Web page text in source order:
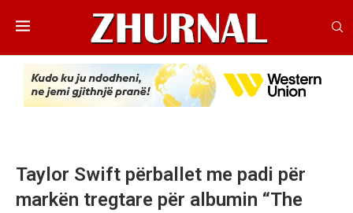
Taylor Swift përballet me padi për
markën tregtare për albumin “The